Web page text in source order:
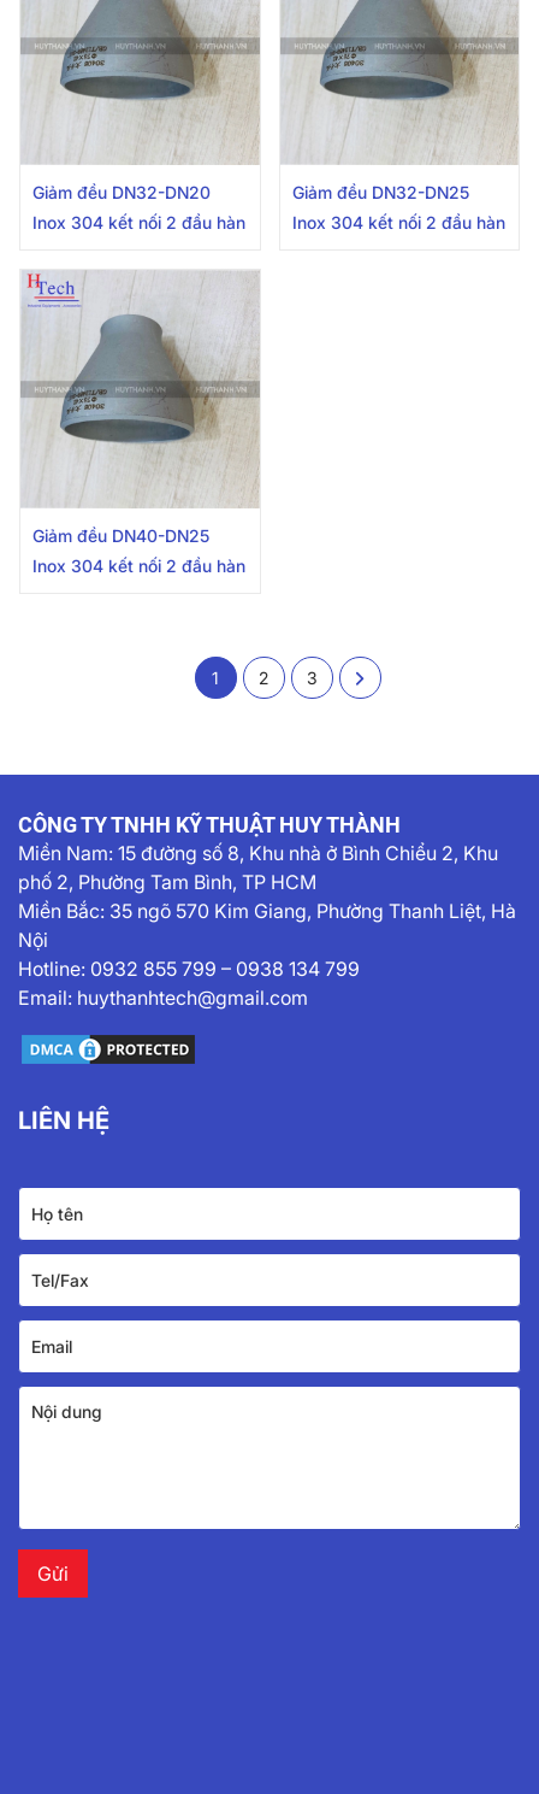
Giảm đều DN32-DN20
Inox 304 kết nối 2 đầu hàn
Giảm đều DN32-DN25
Inox 304 kết nối 2 đầu hàn
Giảm đều DN40-DN25
Inox 304 kết nối 2 đầu hàn
1 2 3
CÔNG TY TNHH KỸ THUẬT HUY THÀNH
Miền Nam: 15 đường số 8, Khu nhà ở Bình Chiểu 2, Khu
phố 2, Phường Tam Bình, TP HCM
Miền Bắc: 35 ngõ 570 Kim Giang, Phường Thanh Liệt, Hà
Nội
Hotline: 0932 855 799 – 0938 134 799
Email: huythanhtech@gmail.com
LIÊN HỆ